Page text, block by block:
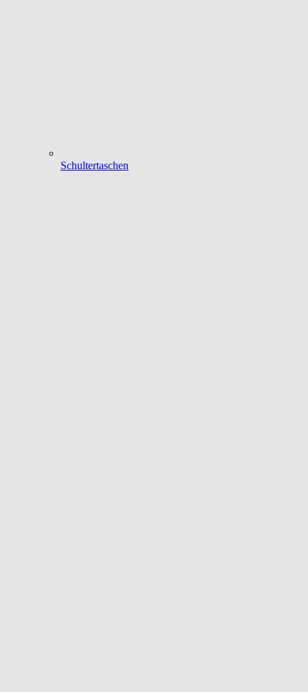
Schultertaschen